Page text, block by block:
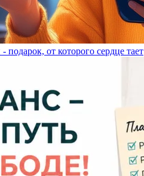
подарок, от которого сердце тает